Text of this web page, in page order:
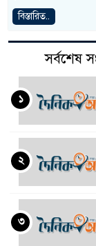
বিস্তারিত..
সর্বশেষ
১
২
৩